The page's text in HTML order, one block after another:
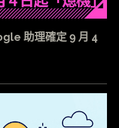
助理確定 9 月 4